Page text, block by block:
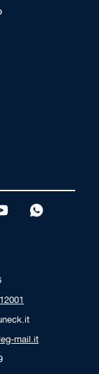
mail.it